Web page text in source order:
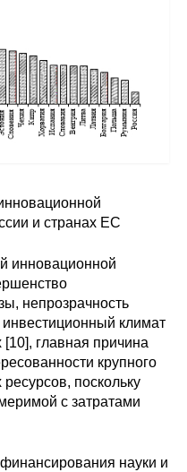
и странах ЕС
инновационной
непрозрачность
климат
главная причина
крупного
поскольку
с затратами
науки и